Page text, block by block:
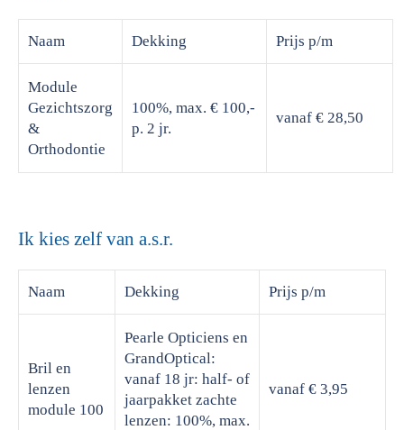
Naam Dekking Prijs p/m
Module
Gezichtszorg
&
Orthodontie
100%, max. € 100,-
p. 2 jr.
vanaf € 28,50
Ik kies zelf van a.s.r.
Naam Dekking Prijs p/m
Bril en
lenzen
module 100
Pearle Opticiens en
GrandOptical:
vanaf 18 jr: half- of
jaarpakket zachte
lenzen: 100%, max.
vanaf € 3,95